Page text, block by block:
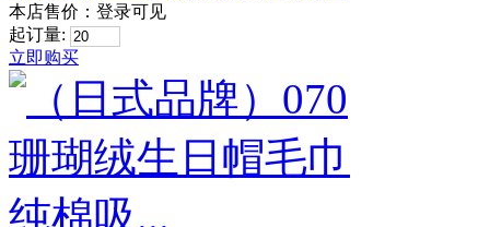
本店售价： 登录可见
起订量:
立即购买